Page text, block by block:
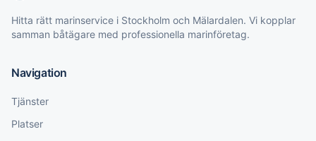
Hitta rätt marinservice i Stockholm och Mälardalen. Vi kopplar
samman båtägare med professionella marinföretag.
Navigation
Tjänster
Platser